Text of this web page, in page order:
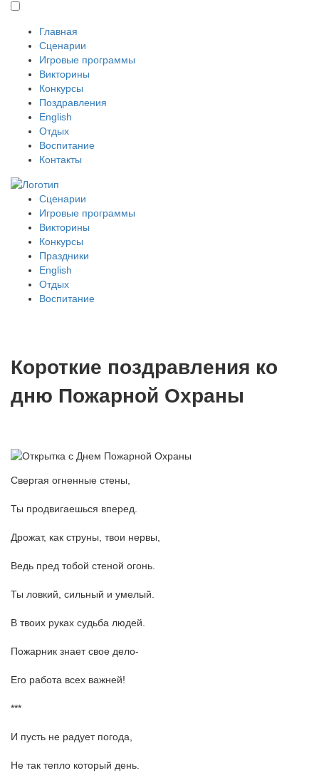
Главная
Сценарии
Игровые программы
Викторины
Конкурсы
Поздравления
English
Отдых
Воспитание
Контакты
Сценарии
Игровые программы
Викторины
Конкурсы
Праздники
English
Отдых
Воспитание
Короткие поздравления ко
дню Пожарной Охраны
Свергая огненные стены,
Ты продвигаешься вперед.
Дрожат, как струны, твои нервы,
Ведь пред тобой стеной огонь.
Ты ловкий, сильный и умелый.
В твоих руках судьба людей.
Пожарник знает свое дело-
Его работа всех важней!
***
И пусть не радует погода,
Не так тепло который день.